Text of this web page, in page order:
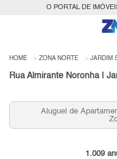
O PORTAL DE
HOME ZONA NORTE JARDIM
Rua Almirante Noronha |
Aluguel de
1.009